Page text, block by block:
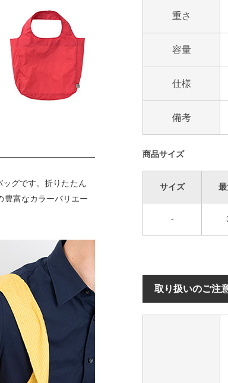
グです。折りたたん
豊富なカラーバリエー
重さ
容量
仕様
備考
商品サイズ
サイズ
-
取り扱いのご注